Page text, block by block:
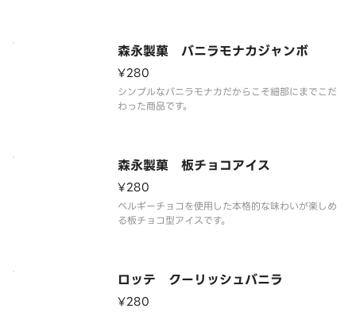
※品質に配慮して配送いたしますが、商品性質上溶
森永製菓 バニラモナカジャンボ
¥280
シンプルなバニラモナカだからこそ細部にまでこだ
わった商品です。
森永製菓 板チョコアイス
¥280
ベルギーチョコを使用した本格的な味わいが楽しめ
る板チョコ型アイスです。
ロッテ クーリッシュバニラ
¥280